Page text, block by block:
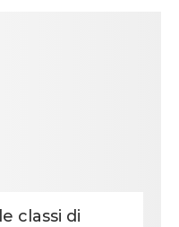
classi di